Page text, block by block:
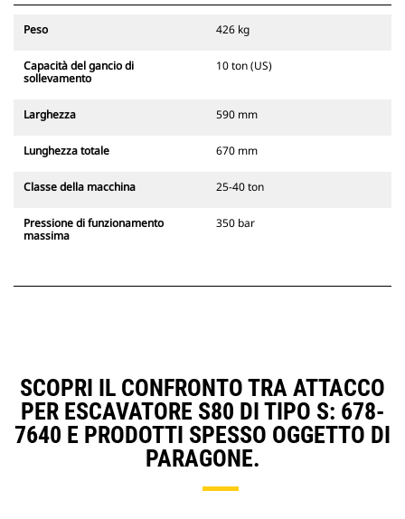
Peso 426 kg
Capacità del gancio di
sollevamento
10 ton (US)
Larghezza 590 mm
Lunghezza totale 670 mm
Classe della macchina 25-40 ton
Pressione di funzionamento
massima
350 bar
SCOPRI IL CONFRONTO TRA ATTACCO
PER ESCAVATORE S80 DI TIPO S: 678-
7640 E PRODOTTI SPESSO OGGETTO DI
PARAGONE.